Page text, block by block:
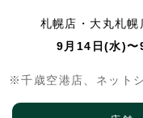
札幌店・大丸札
9月14日(水)〜
※千歳空港店、ネット